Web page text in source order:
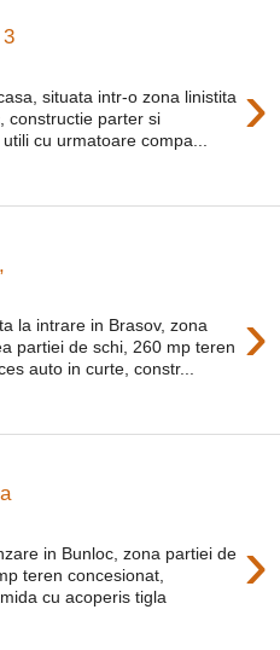
›
situata intr-o zona linistita
constructie parter si
cu urmatoare compa...
›
la intrare in Brasov, zona
partiei de schi, 260 mp teren
auto in curte, constr...
›
in Bunloc, zona partiei de
teren concesionat,
cu acoperis tigla